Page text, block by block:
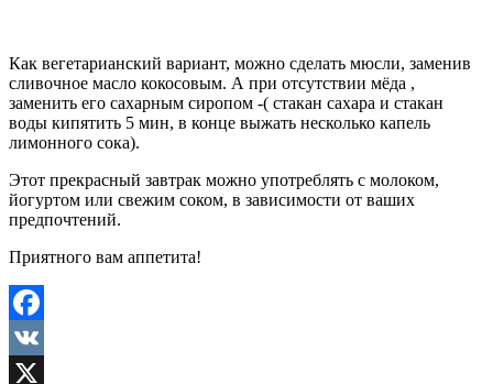
Как вегетарианский вариант, можно сделать мюсли, заменив
сливочное масло кокосовым. А при отсутствии мёда ,
заменить его сахарным сиропом -( стакан сахара и стакан
воды кипятить 5 мин, в конце выжать несколько капель
лимонного сока).
Этот прекрасный завтрак можно употреблять с молоком,
йогуртом или свежим соком, в зависимости от ваших
предпочтений.
Приятного вам аппетита!
Facebook
VK